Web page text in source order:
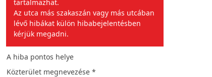
tartalmazhat.
Az utca más szakaszán vagy más utcában
lévő hibákat külön hibabejelentésben
kérjük megadni.
A hiba pontos helye
Közterület megnevezése *